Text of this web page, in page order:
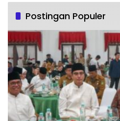
Postingan Populer